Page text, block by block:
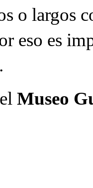
o largos
eso es
Museo